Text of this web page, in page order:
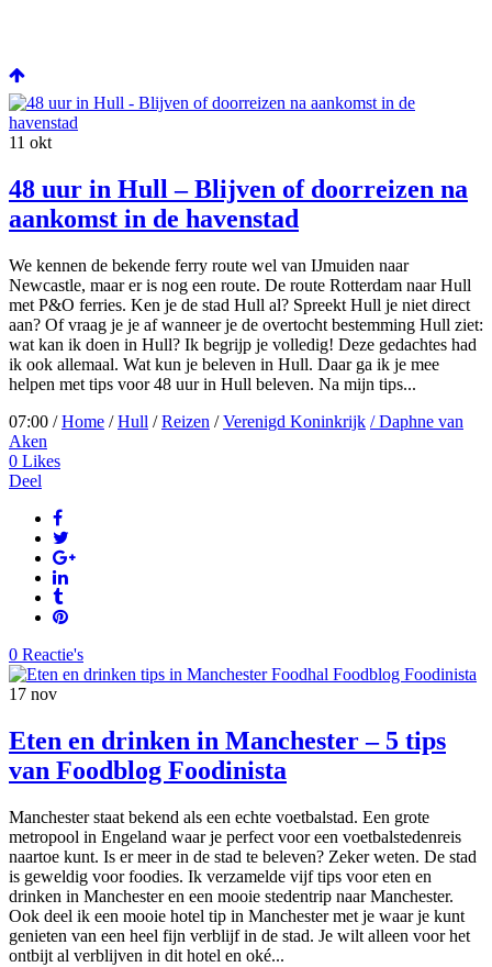
11 okt
48 uur in Hull – Blijven of doorreizen na
aankomst in de havenstad
We kennen de bekende ferry route wel van IJmuiden naar
Newcastle, maar er is nog een route. De route Rotterdam naar Hull
met P&O ferries. Ken je de stad Hull al? Spreekt Hull je niet direct
aan? Of vraag je je af wanneer je de overtocht bestemming Hull ziet:
wat kan ik doen in Hull? Ik begrijp je volledig! Deze gedachtes had
ik ook allemaal. Wat kun je beleven in Hull. Daar ga ik je mee
helpen met tips voor 48 uur in Hull beleven. Na mijn tips...
07:00 /Home /Hull /Reizen /Verenigd Koninkrijk / Daphne van
Aken
0 Likes
Deel
0 Reactie's
17 nov
Eten en drinken in Manchester – 5 tips
van Foodblog Foodinista
Manchester staat bekend als een echte voetbalstad. Een grote
metropool in Engeland waar je perfect voor een voetbalstedenreis
naartoe kunt. Is er meer in de stad te beleven? Zeker weten. De stad
is geweldig voor foodies. Ik verzamelde vijf tips voor eten en
drinken in Manchester en een mooie stedentrip naar Manchester.
Ook deel ik een mooie hotel tip in Manchester met je waar je kunt
genieten van een heel fijn verblijf in de stad. Je wilt alleen voor het
ontbijt al verblijven in dit hotel en oké...